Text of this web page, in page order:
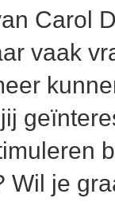
Carol
vaak
Wil je